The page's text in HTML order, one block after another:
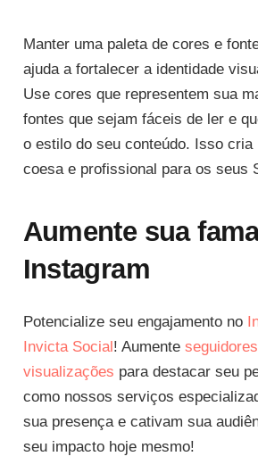
Manter uma paleta de cores e
ajuda a fortalecer a identidade
Use cores que representem sua
fontes que sejam fáceis de ler e
o estilo do seu conteúdo. Isso cria
coesa e profissional para os seus
Aumente sua
Instagram
Potencialize seu engajamento no
Invicta Social ! Aumente seguidores
visualizações para destacar seu
como nossos serviços
sua presença e cativam sua
seu impacto hoje mesmo!